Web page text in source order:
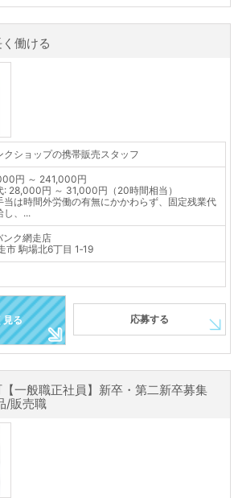
働ける
クショップの携帯販売スタッフ
円 ～ 241,000円
: 28,000円 ～ 31,000円（20時間相当）
当は時間外労働の有無にかかわらず、固定残業代
し、...
ク網走店
市 駒場北6丁目 1‐19
見る 応募する
一般職正社員】新卒・第二新卒募集
/販売職